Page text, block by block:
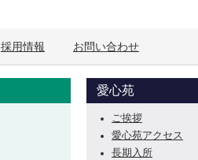
採用情報 お問い合わせ
愛心苑
ご挨拶
愛心苑アクセス
長期入所